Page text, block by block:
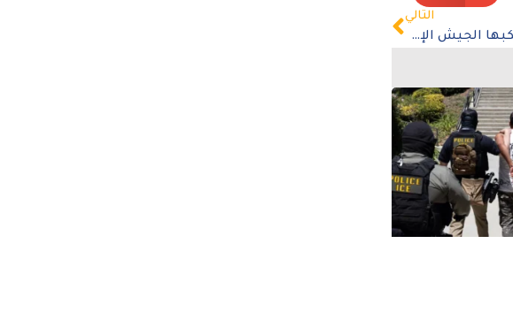
التالي
تحقيق جديد للأورومتوسطي في مجزرة ارتكبها الجيش الإسرائيلي بحق 90 مدنيًّا من عائلة “جحا” في غزة دون مبرر